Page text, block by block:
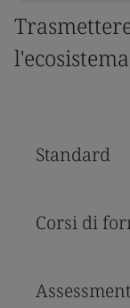
Standard
Corsi di